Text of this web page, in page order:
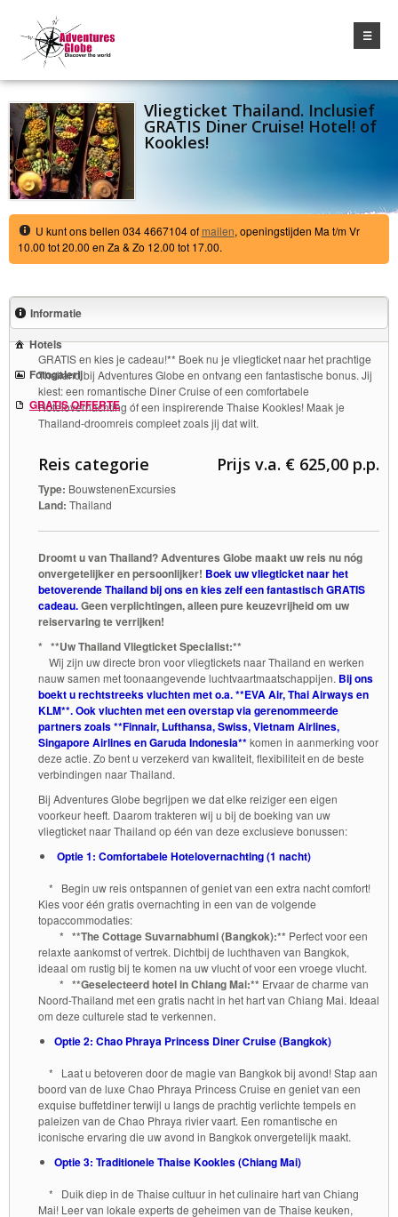
☰
Vliegticket Thailand. Inclusief
GRATIS Diner Cruise! Hotel! of
Kookles!
U kunt ons bellen 034 4667104 ofmailen, openingstijden Ma t/m Vr
10.00 tot 20.00 en Za & Zo 12.00 tot 17.00.
Informatie
Hotels
Fotogalerij
GRATIS OFFERTE
GRATIS en kies je cadeau!** Boek nu je vliegticket naar het prachtige
Thailand bij Adventures Globe en ontvang een fantastische bonus. Jij
kiest: een romantische Diner Cruise of een comfortabele
Hotelovernachting óf een inspirerende Thaise Kookles! Maak je
Thailand-droomreis compleet zoals jij dat wilt.
Prijs v.a. € 625,00 p.p.
Reis categorie
Type: BouwstenenExcursies
Land: Thailand
Droomt u van Thailand? Adventures Globe maakt uw reis nu nóg
onvergetelijker en persoonlijker! Boek uw vliegticket naar het
betoverende Thailand bij onsen kies zelf een fantastisch GRATIS
cadeau.Geen verplichtingen, alleen pure keuzevrijheid om uw
reiservaring te verrijken!
* **Uw Thailand Vliegticket Specialist:**
Wij zijn uw directe bron voor vliegtickets naar Thailand en werken
nauw samen met toonaangevende luchtvaartmaatschappijen. Bij ons
boekt u rechtstreeks vluchten met o.a. **EVA Air, Thai Airways en
KLM**. Ook vluchten met een overstap via gerenommeerde
partners zoals **Finnair, Lufthansa, Swiss, Vietnam Airlines,
Singapore Airlines en Garuda Indonesia**komen in aanmerking voor
deze actie. Zo bent u verzekerd van kwaliteit, flexibiliteit en de beste
verbindingen naar Thailand.
Bij Adventures Globe begrijpen we dat elke reiziger een eigen
voorkeur heeft. Daarom trakteren wij u bij de boeking van uw
vliegticket naar Thailand op één van deze exclusieve bonussen:
Optie 1: Comfortabele Hotelovernachting (1 nacht)
* Begin uw reis ontspannen of geniet van een extra nacht comfort!
Kies voor één gratis overnachting in een van de volgende
topaccommodaties:
* **The Cottage Suvarnabhumi (Bangkok):** Perfect voor een
relaxte aankomst of vertrek. Dichtbij de luchthaven van Bangkok,
ideaal om rustig bij te komen na uw vlucht of voor een vroege vlucht.
* **Geselecteerd hotel in Chiang Mai:** Ervaar de charme van
Noord-Thailand met een gratis nacht in het hart van Chiang Mai. Ideaal
om deze culturele stad te verkennen.
Optie 2: Chao Phraya Princess Diner Cruise (Bangkok)
* Laat u betoveren door de magie van Bangkok bij avond! Stap aan
boord van de luxe Chao Phraya Princess Cruise en geniet van een
exquise buffetdiner terwijl u langs de prachtig verlichte tempels en
paleizen van de Chao Phraya rivier vaart. Een romantische en
iconische ervaring die uw avond in Bangkok onvergetelijk maakt.
Optie 3: Traditionele Thaise Kookles (Chiang Mai)
* Duik diep in de Thaise cultuur in het culinaire hart van Chiang
Mai! Leer van lokale experts de geheimen van de Thaise keuken,